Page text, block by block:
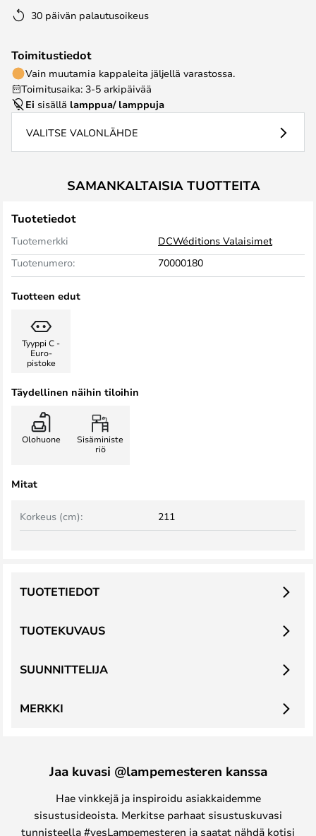
30 päivän palautusoikeus
Toimitustiedot
Vain muutamia kappaleita jäljellä varastossa.
Toimitusaika: 3-5 arkipäivää
Ei sisällä lamppua/ lamppuja
VALITSE VALONLÄHDE
SAMANKALTAISIA TUOTTEITA
Tuotetiedot
Tuotemerkki
DCWéditions Valaisimet
Tuotenumero:
70000180
Tuotteen edut
Tyyppi C -
Euro-
pistoke
Täydellinen näihin tiloihin
Olohuone
Sisäministe
riö
Mitat
Korkeus (cm): 211
TUOTEKUVAUS
TUOTETIEDOT
SUUNNITTELIJA
MERKKI
Jaa kuvasi @lampemesteren kanssa
Hae vinkkejä ja inspiroidu asiakkaidemme
sisustusideoista. Merkitse parhaat sisustuskuvasi
tunnisteella #yesLampemesteren ja saatat nähdä kotisi